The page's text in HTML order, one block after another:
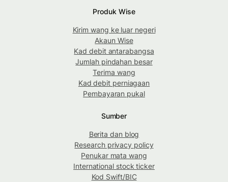
Produk Wise
Kirim wang ke luar negeri
Akaun Wise
Kad debit antarabangsa
Jumlah pindahan besar
Terima wang
Kad debit perniagaan
Pembayaran pukal
Sumber
Berita dan blog
Research privacy policy
Penukar mata wang
International stock ticker
Kod Swift/BIC